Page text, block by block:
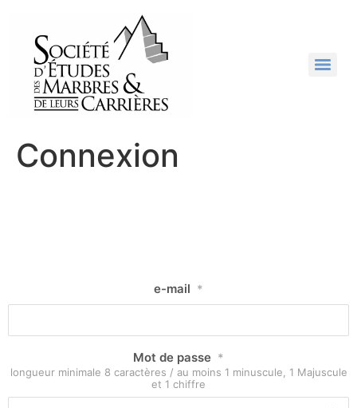
Connexion
e-mail *
Mot de passe *
longueur minimale 8 caractères / au moins 1 minuscule, 1 Majuscule
et 1 chiffre